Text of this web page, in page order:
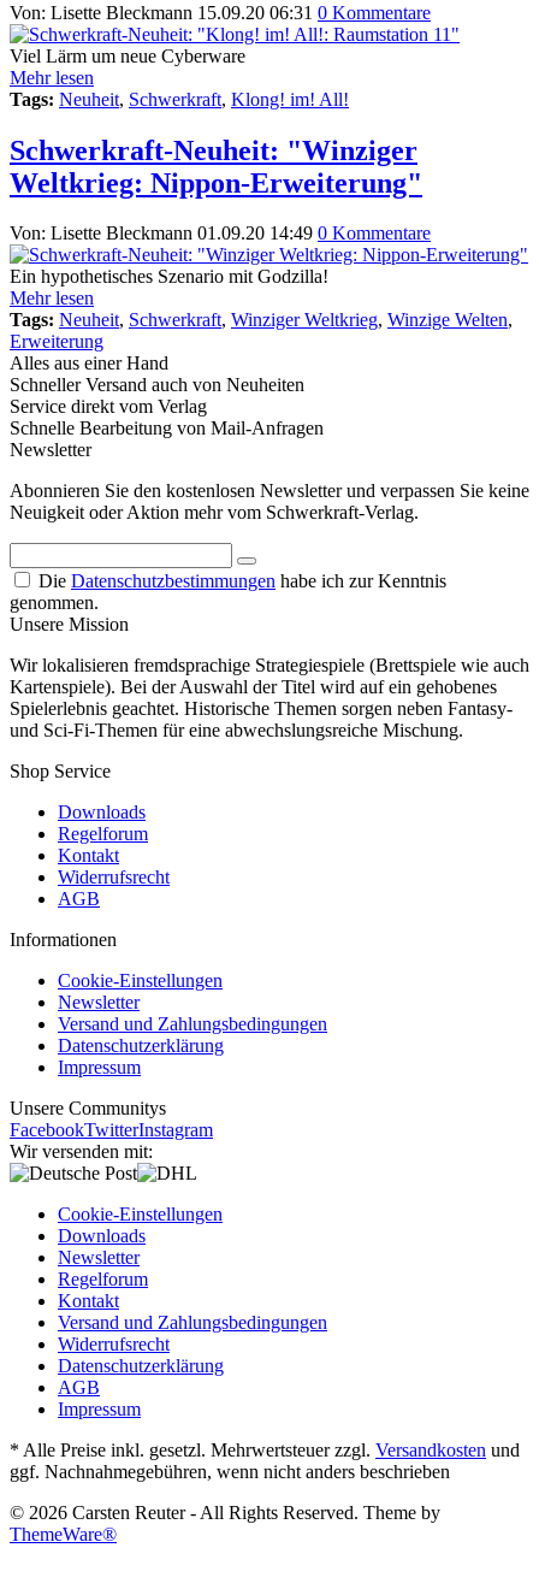
Von: Lisette Bleckmann 15.09.20 06:31 0 Kommentare
Viel Lärm um neue Cyberware
Mehr lesen
Tags: Neuheit, Schwerkraft, Klong! im! All!
Schwerkraft-Neuheit: "Winziger
Weltkrieg: Nippon-Erweiterung"
Von: Lisette Bleckmann 01.09.20 14:49 0 Kommentare
Ein hypothetisches Szenario mit Godzilla!
Mehr lesen
Tags: Neuheit, Schwerkraft, Winziger Weltkrieg, Winzige Welten,
Erweiterung
Alles aus einer Hand
Schneller Versand auch von Neuheiten
Service direkt vom Verlag
Schnelle Bearbeitung von Mail-Anfragen
Newsletter
Abonnieren Sie den kostenlosen Newsletter und verpassen Sie keine
Neuigkeit oder Aktion mehr vom Schwerkraft-Verlag.
Die Datenschutzbestimmungen habe ich zur Kenntnis
genommen.
Unsere Mission
Wir lokalisieren fremdsprachige Strategiespiele (Brettspiele wie auch
Kartenspiele). Bei der Auswahl der Titel wird auf ein gehobenes
Spielerlebnis geachtet. Historische Themen sorgen neben Fantasy-
und Sci-Fi-Themen für eine abwechslungsreiche Mischung.
Shop Service
Downloads
Regelforum
Kontakt
Widerrufsrecht
AGB
Informationen
Cookie-Einstellungen
Newsletter
Versand und Zahlungsbedingungen
Datenschutzerklärung
Impressum
Unsere Communitys
FacebookTwitterInstagram
Wir versenden mit:
Cookie-Einstellungen
Downloads
Newsletter
Regelforum
Kontakt
Versand und Zahlungsbedingungen
Widerrufsrecht
Datenschutzerklärung
AGB
Impressum
* Alle Preise inkl. gesetzl. Mehrwertsteuer zzgl. Versandkosten und
ggf. Nachnahmegebühren, wenn nicht anders beschrieben
© 2026 Carsten Reuter - All Rights Reserved. Theme by
ThemeWare®